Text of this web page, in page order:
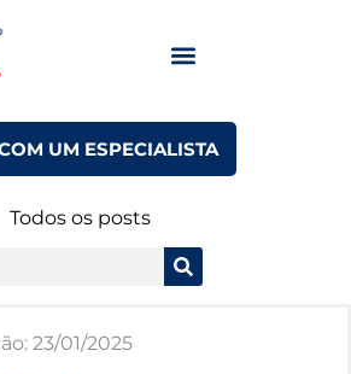
UM ESPECIALISTA
Todos os posts
23/01/2025